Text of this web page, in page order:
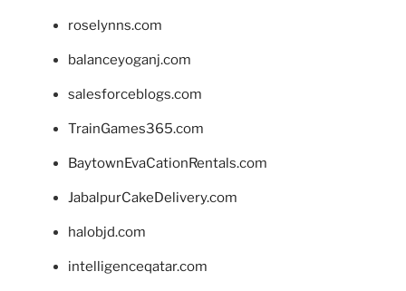
roselynns.com
balanceyoganj.com
salesforceblogs.com
TrainGames365.com
BaytownEvaCationRentals.com
JabalpurCakeDelivery.com
halobjd.com
intelligenceqatar.com